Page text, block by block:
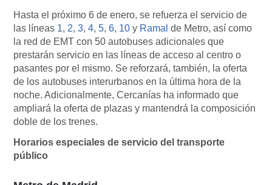
Hasta el próximo 6 de enero, se refuerza el servicio de
las líneas 1, 2, 3, 4, 5, 6, 10 y Ramal de Metro, así como
la red de EMT con 50 autobuses adicionales que
prestarán servicio en las líneas de acceso al centro o
pasantes por el mismo. Se reforzará, también, la oferta
de los autobuses interurbanos en la última hora de la
noche. Adicionalmente, Cercanías ha informado que
ampliará la oferta de plazas y mantendrá la composición
doble de los trenes.
Horarios especiales de servicio del transporte
público